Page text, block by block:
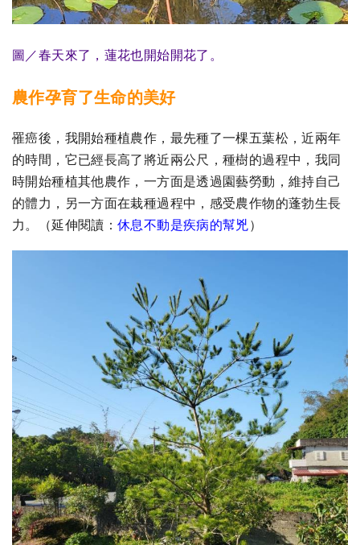
圖／春天來了，蓮花也開始開花了。
農作孕育了生命的美好
罹癌後，我開始種植農作，最先種了一棵五葉松，近兩年
的時間，它已經長高了將近兩公尺，種樹的過程中，我同
時開始種植其他農作，一方面是透過園藝勞動，維持自己
的體力，另一方面在栽種過程中，感受農作物的蓬勃生長
力。
（延伸閱讀： 休息不動是疾病的幫兇）